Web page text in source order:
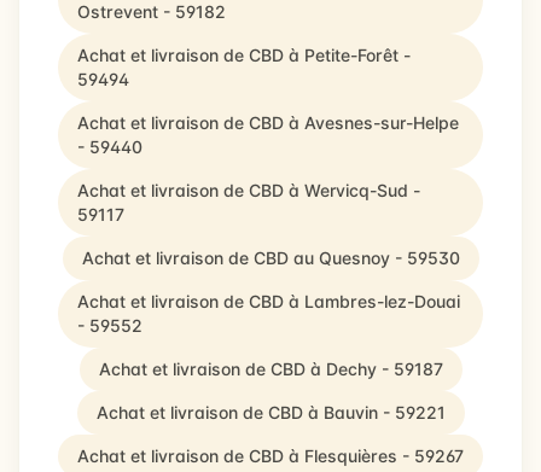
Ostrevent - 59182
Achat et livraison de CBD à Petite-Forêt -
59494
Achat et livraison de CBD à Avesnes-sur-Helpe
- 59440
Achat et livraison de CBD à Wervicq-Sud -
59117
Achat et livraison de CBD au Quesnoy - 59530
Achat et livraison de CBD à Lambres-lez-Douai
- 59552
Achat et livraison de CBD à Dechy - 59187
Achat et livraison de CBD à Bauvin - 59221
Achat et livraison de CBD à Flesquières - 59267